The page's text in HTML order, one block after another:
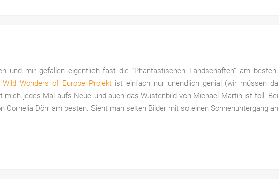
und mir gefallen eigentlich fast die “Phantastischen Landschaften” am besten.
Wild Wonders of Europe Projektist einfach nur unendlich genial (wir müssen da
mich jedes Mal aufs Neue und auch das Wüstenbild von Michael Martin ist toll. Bei
Cornelia Dörr am besten. Sieht man selten Bilder mit so einen Sonnenuntergang an